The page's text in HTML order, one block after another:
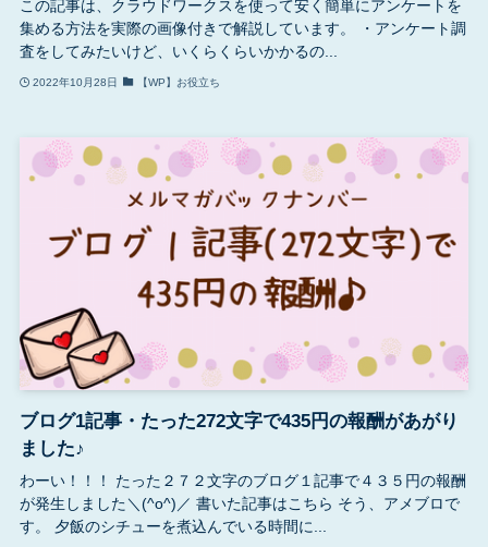
この記事は、クラウドワークスを使って安く簡単にアンケートを
集める方法を実際の画像付きで解説しています。 ・アンケート調
査をしてみたいけど、いくらくらいかかるの...
2022年10月28日 【WP】お役立ち
ブログ1記事・たった272文字で435円の報酬があがり
ました♪
わーい！！！ たった２７２文字のブログ１記事で４３５円の報酬
が発生しました＼(^o^)／ 書いた記事はこちら そう、アメブロで
す。 夕飯のシチューを煮込んでいる時間に...